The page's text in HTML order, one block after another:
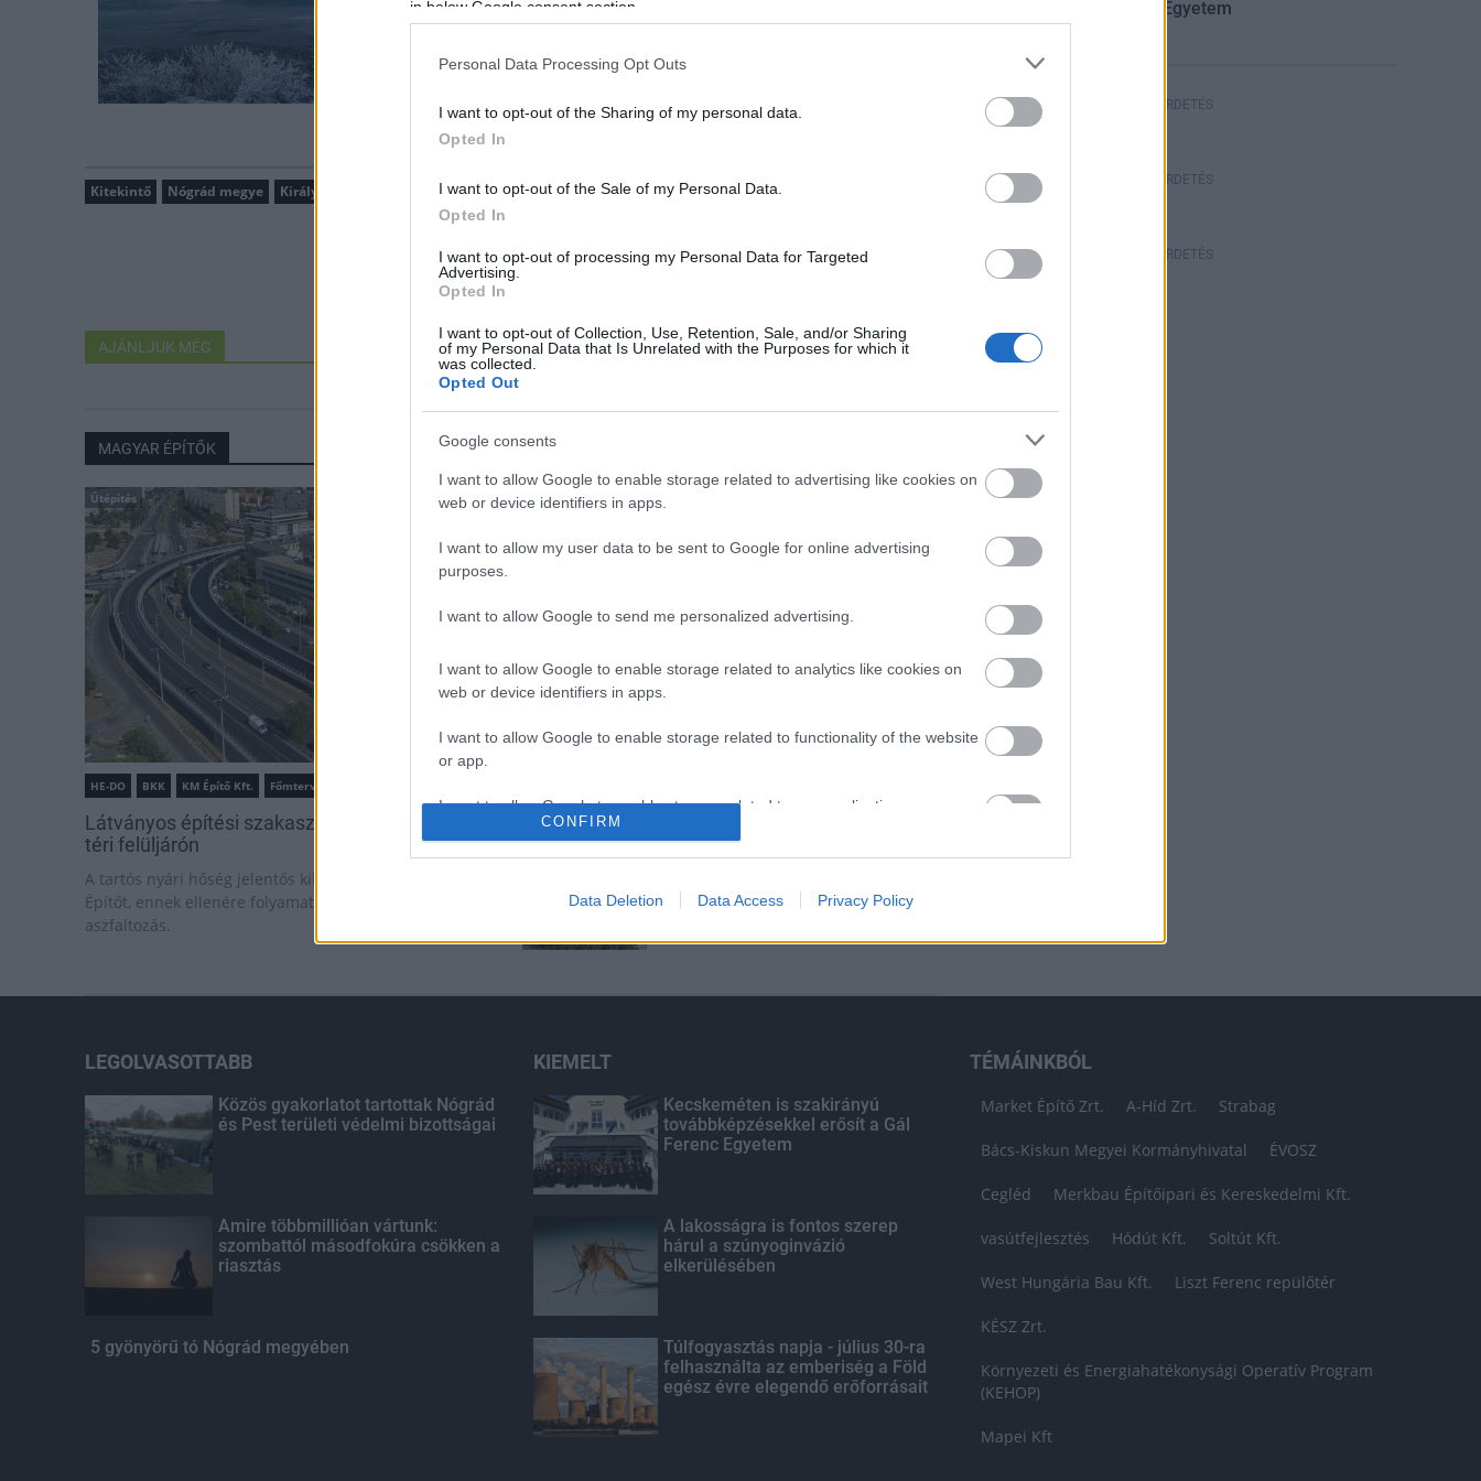
in below Google consent section.
Personal Data Processing Opt Outs
I want to opt-out of the Sharing of my personal data.
Opted In
I want to opt-out of the Sale of my Personal Data.
Opted In
I want to opt-out of processing my Personal Data for Targeted
Advertising.
Opted In
I want to opt-out of Collection, Use, Retention, Sale, and/or Sharing
of my Personal Data that Is Unrelated with the Purposes for which it
was collected.
Opted Out
Google consents
I want to allow Google to enable storage related to advertising like cookies on
web or device identifiers in apps.
I want to allow my user data to be sent to Google for online advertising
purposes.
I want to allow Google to send me personalized advertising.
I want to allow Google to enable storage related to analytics like cookies on
web or device identifiers in apps.
I want to allow Google to enable storage related to functionality of the website
or app.
I want to allow Google to enable storage related to personalization.
I want to allow Google to enable storage related to security, including
CONFIRM
Data Deletion Data Access Privacy Policy
Kitekintő Nógrád megye Királyrét Magyar Nemzeti Parkok téli túra Szokolya
AJÁNLJUK MÉG
MAGYAR ÉPÍTŐK
Útépítés
HE-DO BKK KM Építő Kft. Főmterv Mérnöki Tervező Zrt.
Látványos építési szakasz indult be a Flórián
téri felüljárón
A tartós nyári hőség jelentős kihívás elé állítja a KM
Építőt, ennek ellenére folyamatosan halad az
aszfaltozás.
Paks II.: Mit jelent az 5. blokk új
Elkészült a Liszt Ferenc repülőtér
Látlelet a hazai víziközművekről?
Épített öröksége megújításával is
évfordulójára
Ferenc Egyetem
HIRDETÉS
HIRDETÉS
HIRDETÉS
LEGOLVASOTTABB
Közös gyakorlatot tartottak Nógrád
és Pest területi védelmi bizottságai
Amire többmillióan vártunk:
szombattól másodfokúra csökken a
riasztás
5 gyönyörű tó Nógrád megyében
KIEMELT
Kecskeméten is szakirányú
továbbképzésekkel erősít a Gál
Ferenc Egyetem
A lakosságra is fontos szerep
hárul a szúnyoginvázió
elkerülésében
Túlfogyasztás napja - július 30-ra
felhasználta az emberiség a Föld
egész évre elegendő erőforrásait
TÉMÁINKBÓL
Market Építő Zrt. A-Híd Zrt. Strabag
Bács-Kiskun Megyei Kormányhivatal ÉVOSZ
Cegléd Merkbau Építőipari és Kereskedelmi Kft.
vasútfejlesztés Hódút Kft. Soltút Kft.
West Hungária Bau Kft. Liszt Ferenc repülőtér
KÉSZ Zrt.
Környezeti és Energiahatékonysági Operatív Program
(KEHOP)
Mapei Kft